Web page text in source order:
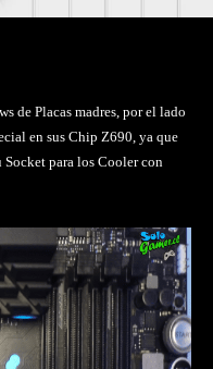
de Placas madres, por el lado
en sus Chip Z690, ya que
para los Cooler con